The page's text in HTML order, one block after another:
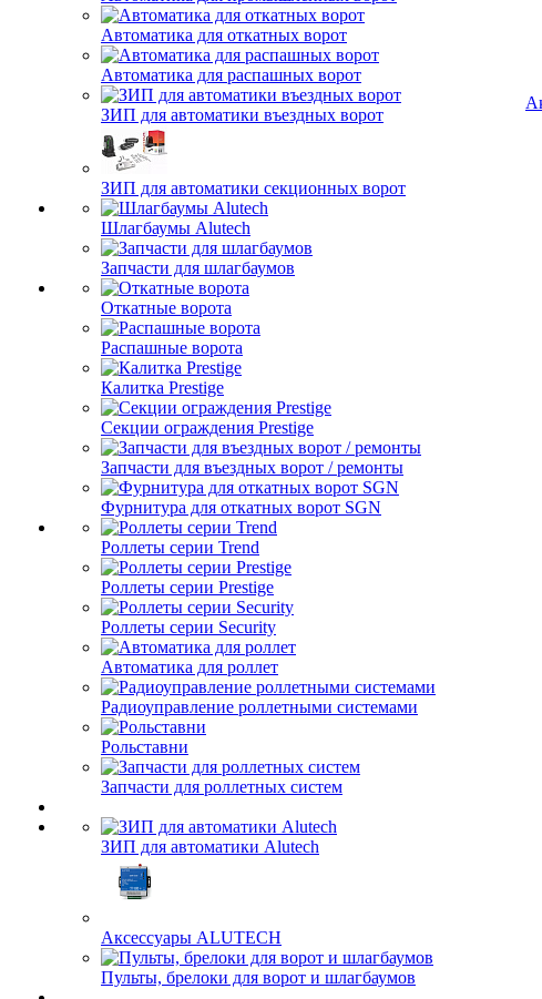
Автоматика для откатных ворот
Автоматика для распашных ворот
ЗИП для автоматики въездных ворот
ЗИП для автоматики секционных ворот
Шлагбаумы Alutech
Запчасти для шлагбаумов
Откатные ворота
Распашные ворота
Калитка Prestige
Секции ограждения Prestige
Запчасти для въездных ворот / ремонты
Фурнитура для откатных ворот SGN
Роллеты серии Trend
Роллеты серии Prestige
Роллеты серии Security
Автоматика для роллет
Радиоуправление роллетными системами
Рольставни
Запчасти для роллетных систем
ЗИП для автоматики Alutech
Аксессуары ALUTECH
Пульты, брелоки для ворот и шлагбаумов